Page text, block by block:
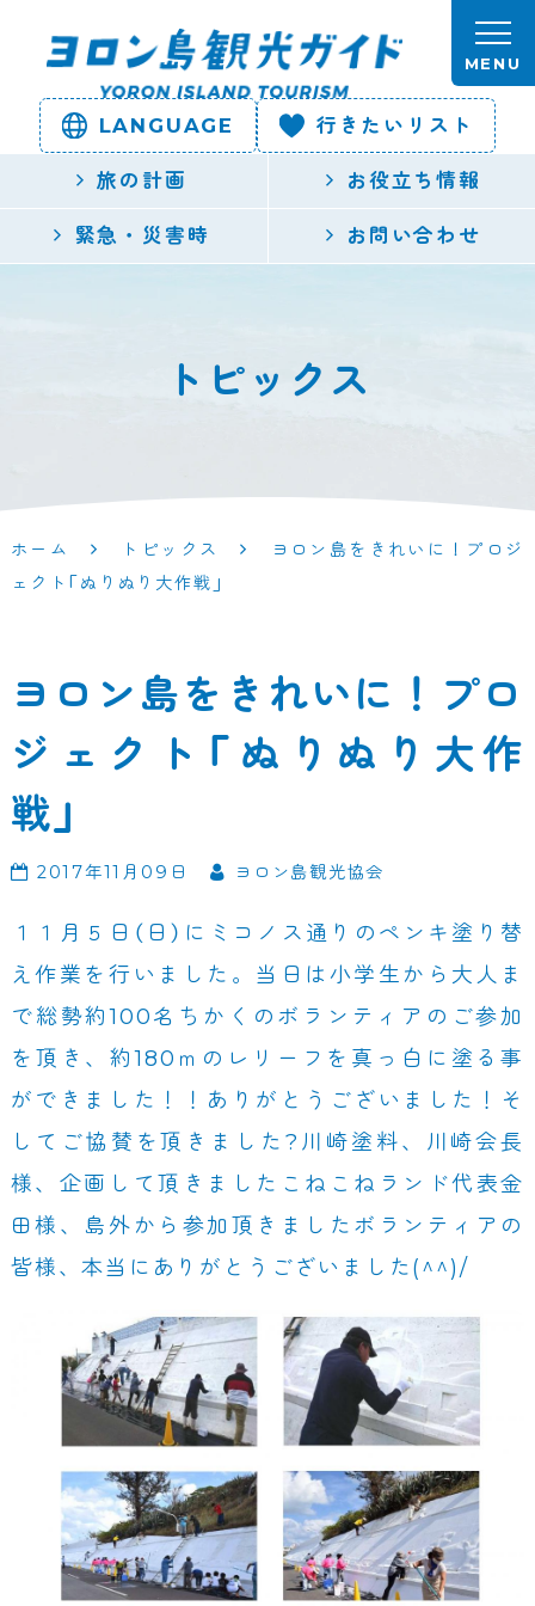
ヨロン島
観光ガイ
ド | 鹿児
端の与論
光サイト
LANGUAGE 行きたいリスト
旅の計画 お役立ち情報
緊急・災害時 お問い合わせ
MENU
トピックス
ホーム トピックス
ヨロン島をきれいに！プロジ
ェクト「ぬりぬり大作戦」
ヨロン島をきれいに！プロ
ジェクト「ぬりぬり大作
戦」
2017年11月09日 ヨロン島観光協会
１１月５日（日）にミコノス通りのペンキ塗り替
え作業を行いました。当日は小学生から大人ま
で総勢約100名ちかくのボランティアのご参加
を頂き、約180ｍのレリーフを真っ白に塗る事
ができました！！ありがとうございました！そ
してご協賛を頂きました?川崎塗料、川崎会長
様、企画して頂きましたこねこねランド代表金
田様、島外から参加頂きましたボランティアの
皆様、本当にありがとうございました(^^)/